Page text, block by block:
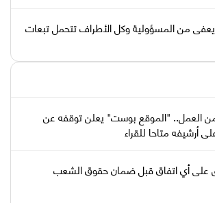
من المسؤولية وكل الأطراف تتحمل تبعات
العمل.. "الموقع بوست" يعلن توقفه عن
أرشيفه متاحا للقراء
على أي اتفاق قبل ضمان حقوق الشعب